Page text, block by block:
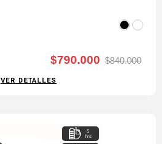
$790.000 $840.000
VER DETALLES
5
hrs